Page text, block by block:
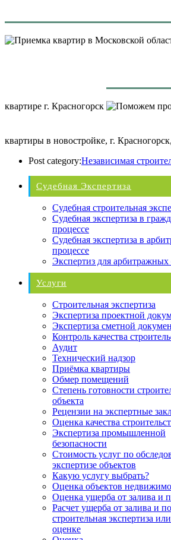
квартире г. Красногорск
квартиры в новостройке, г.
Post category:Независимая
Судебная Экспертиза
Судебная строительная
Судебная экспертиза в
процессе
Судебная экспертиза в
процессе
Экспертиз для арбитражных
Услуги
Строительная экспертиза
Экспертиза проектной
Экспертиза сметной
Контроль качества
Аудит
Технический надзор
Приёмка квартиры
Обмер помещений
Степень готовности
объекта
Рецензии на экспертные
Оценка качества
Экспертиза промышленной
безопасности
Стоимость услуг по
экспертизе объектов
Какую услугу выбрать?
Оценка объектов
Оценка ущерба от залива и
Расчет ущерба от залива и
строительная экспертиза
оценке